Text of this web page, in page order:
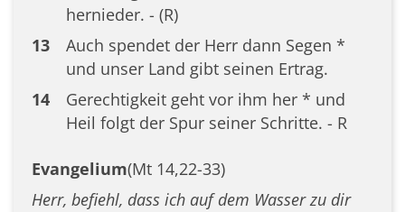
hernieder. - (R)
13
Auch spendet der Herr dann Segen *
und unser Land gibt seinen Ertrag.
14
Gerechtigkeit geht vor ihm her * und
Heil folgt der Spur seiner Schritte. - R
Evangelium(Mt 14,22-33)
Herr, befiehl, dass ich auf dem Wasser zu dir